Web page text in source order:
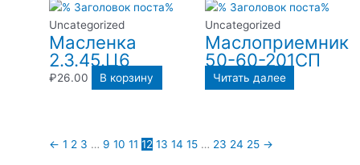
Uncategorized
Масленка
2.3.45.Ц6
₽26.00 В корзину
Uncategorized
Маслоприемник
50-60-201СП
Читать далее
← 1 2 3 … 9 10 11 12 13 14 15 … 23 24 25 →